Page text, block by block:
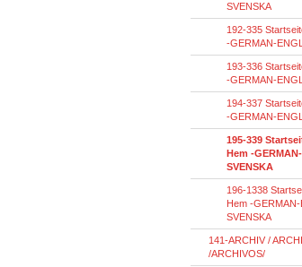
SVENSKA
192-335
-GERMAN-
193-336
-GERMAN-
194-337
-GERMAN-
195-339
Hem -
SVENSKA
196-1338
Hem -
SVENSKA
141-ARCHIV /
/ARCHIVOS/